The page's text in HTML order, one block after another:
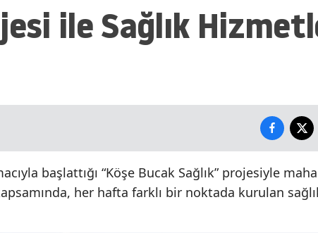
ile Sağlık
başlattığı “Köşe Bucak Sağlık” projesiyle
her hafta farklı bir noktada kurulan